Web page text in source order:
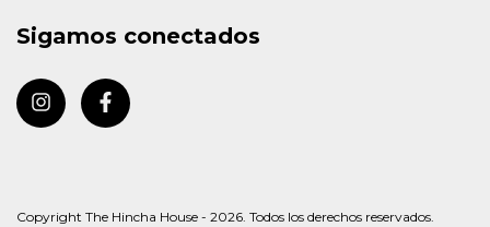
Sigamos conectados
Copyright The Hincha House - 2026. Todos los derechos reservados.